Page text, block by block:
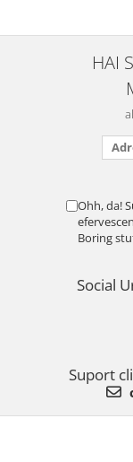
HAI
Ohh, da!
Boring
Social
Suport